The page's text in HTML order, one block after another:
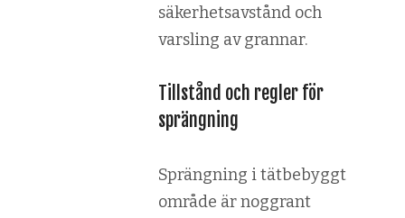
säkerhetsavstånd och
varsling av grannar.
Tillstånd och regler för
sprängning
Sprängning i tätbebyggt
område är noggrant